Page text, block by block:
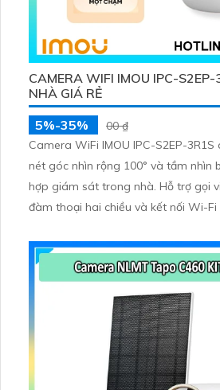
CAMERA WIFI IMOU IPC-
NHÀ GIÁ RẺ
5%-35%
00 ₫
Camera WiFi IMOU IPC-S2EP-3R1S
nét góc nhìn rộng 100° và tầm nhìn
hợp giám sát trong nhà. Hỗ trợ gọi video một chạm
đàm thoại hai chiều và kết nối Wi-
256GB hoặc lưu đám mây dễ lắp
phòng nhỏ.